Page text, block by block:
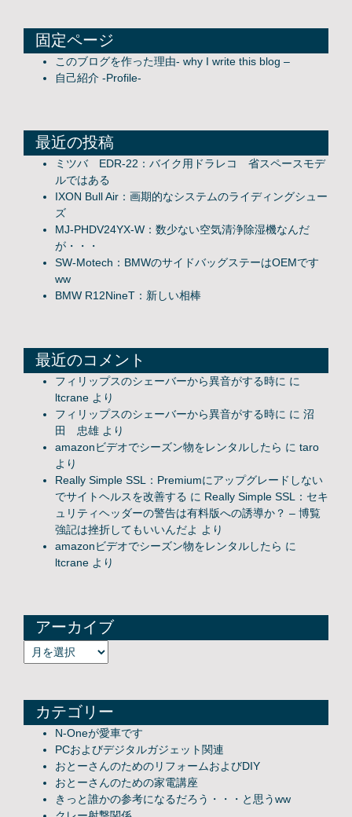
固定ページ
このブログを作った理由- why I write this blog –
自己紹介 -Profile-
最近の投稿
ミツバ EDR-22：バイク用ドラレコ 省スペースモデ
ルではある
IXON Bull Air：画期的なシステムのライディングシュー
ズ
MJ-PHDV24YX-W：数少ない空気清浄除湿機なんだ
が・・・
SW-Motech：BMWのサイドバッグステーはOEMです
ww
BMW R12NineT：新しい相棒
最近のコメント
フィリップスのシェーバーから異音がする時に に
ltcrane より
フィリップスのシェーバーから異音がする時に に 沼
田 忠雄 より
amazonビデオでシーズン物をレンタルしたら に taro
より
Really Simple SSL：Premiumにアップグレードしない
でサイトヘルスを改善する に Really Simple SSL：セキ
ュリティヘッダーの警告は有料版への誘導か？ – 博覧
強記は挫折してもいいんだよ より
amazonビデオでシーズン物をレンタルしたら に
ltcrane より
アーカイブ
アーカイブ
カテゴリー
N-Oneが愛車です
PCおよびデジタルガジェット関連
おとーさんのためのリフォームおよびDIY
おとーさんのための家電講座
きっと誰かの参考になるだろう・・・と思うww